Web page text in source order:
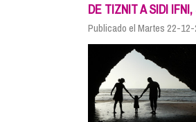
DE TIZNIT A SIDI
Publicado el Martes 22-